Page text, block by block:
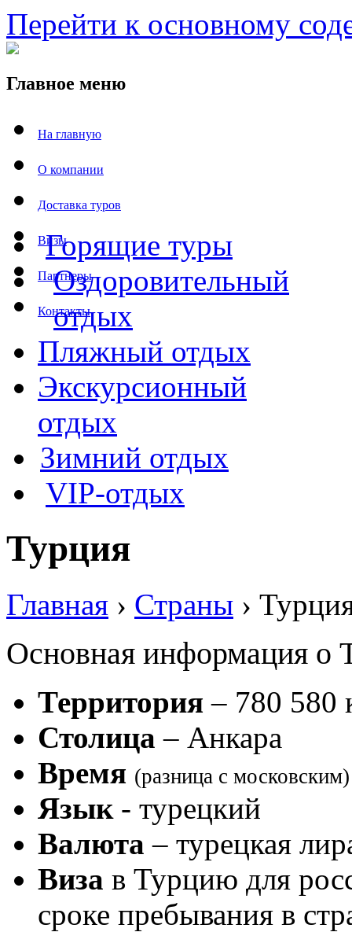
Перейти к основному
Главное меню
На главную
О компании
Доставка туров
Визы
Партнеры
Контакты
Горящие туры
Оздоровительный
отдых
Пляжный отдых
Экскурсионный
отдых
Зимний отдых
VIP-отдых
Турция
Главная › Страны ›
Основная информация о
Территория – 780 580
Столица – Анкара
Время (разница с московским)
Язык- турецкий
Валюта – турецкая
Виза в Турцию для
сроке пребывания в